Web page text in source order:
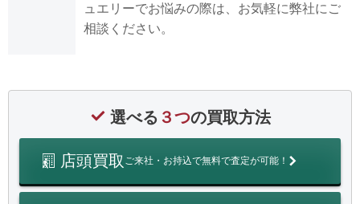
ュエリーでお悩みの際は、お気軽に弊社にご
相談ください。
選べる ３つの買取方法
店頭買取 ご来社・お持込で無料で査定が可能！